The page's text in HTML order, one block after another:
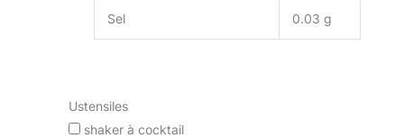
Sel 0.03 g
Ustensiles
shaker à cocktail